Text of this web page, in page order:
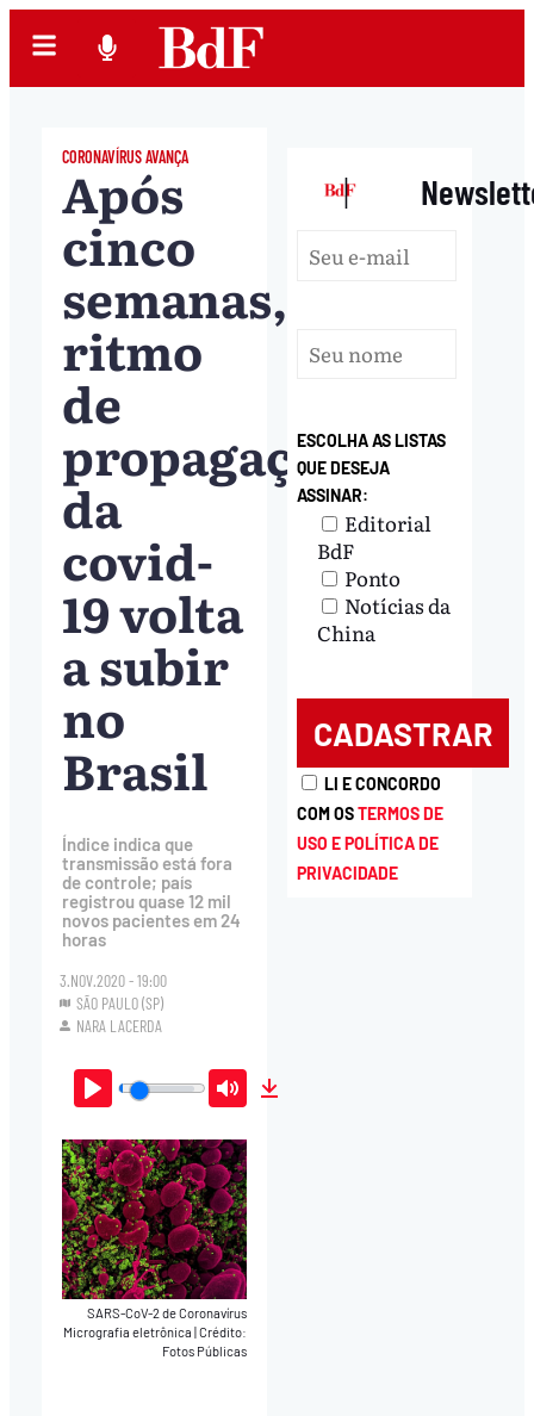
CORONAVÍRUS AVANÇA
Após
cinco
semanas,
ritmo
de
propagação
da
covid-
19 volta
a subir
no
Brasil
Índice indica que
transmissão está fora
de controle; país
registrou quase 12 mil
novos pacientes em 24
horas
3.NOV.2020 - 19:00
SÃO PAULO (SP)
NARA LACERDA
Play Mute
SARS-CoV-2 de Coronavírus
Micrografia eletrônica|Crédito:
Fotos Públicas
|
ESCOLHA AS LISTAS
QUE DESEJA
ASSINAR:
Editorial
BdF
Ponto
Notícias da
China
LI E CONCORDO
COM OSTERMOS DE
USO E POLÍTICA DE
PRIVACIDADE